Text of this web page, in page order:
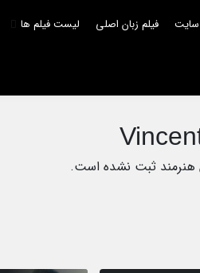
سایت فیلم زبان اصلی لیست فیلم ها
هنرمند ثبت نشده است.